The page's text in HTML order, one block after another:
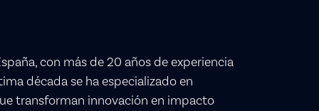
con más de 20 años de experiencia
década se ha especializado en
transforman innovación en impacto